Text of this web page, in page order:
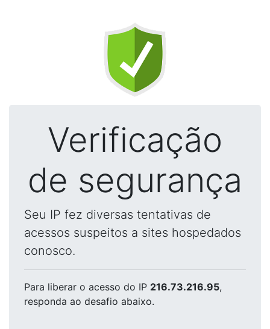
Verificação
de segurança
Seu IP fez diversas tentativas de
acessos suspeitos a sites hospedados
conosco.
Para liberar o acesso do IP 216.73.216.95,
responda ao desafio abaixo.